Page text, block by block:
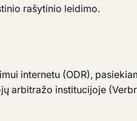
rašytinio leidimo.
internetu (ODR),
arbitražo institucijoje